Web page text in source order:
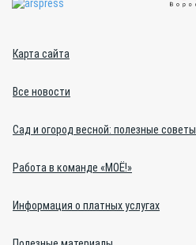
Карта сайта
Все новости
Сад и огород весной: полезные советы
Работа в команде «МОЁ!»
Информация о платных услугах